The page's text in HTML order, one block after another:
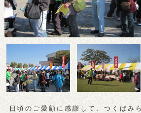
日頃のご愛顧に感謝して、つくばみ